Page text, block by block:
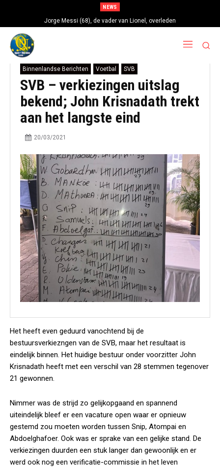
NEWS
Jorge Messi (68), de vader van Lionel, overleden
Binnenlandse Berichten Voetbal SVB
SVB – verkiezingen uitslag
bekend; John Krisnadath trekt
aan het langste eind
20/03/2021
Het heeft even geduurd vanochtend bij de
bestuursverkiezngen van de SVB, maar het resultaat is
eindelijk binnen. Het huidige bestuur onder voorzitter John
Krisnadath heeft met een verschil van 28 stemmen tegenover
21 gewonnen.
Nimmer was de strijd zo gelijkopgaand en spannend
uiteindelijk bleef er een vacature open waar er opnieuw
gestemd zou moeten worden tussen Snip, Atompai en
Abdoelghafoer. Ook was er sprake van een gelijke stand. De
verkiezingen duurden een stuk langer dan gewoonlijk en er
werd ook nog een verificatie-commissie in het leven